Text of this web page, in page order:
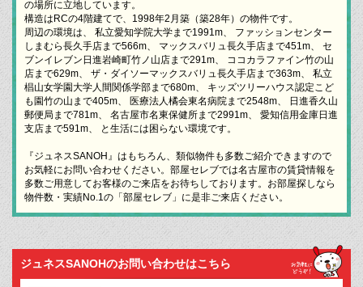
の場所に立地しています。
構造はRCの4階建てで、1998年2月築（築28年）の物件です。
周辺の環境は、 私立愛知学院大学まで1991m、 ファッションセンター
しまむら長久手店まで566m、 マックスバリュ長久手店まで451m、 セ
ブンイレブン日進岩崎町竹ノ山店まで291m、 ココカラファイン竹の山
店まで629m、 ザ・ダイソーマックスバリュ長久手店まで363m、 私立
椙山女学園大学人間関係学部まで680m、 キッズツリーハウス認定こど
も園竹の山まで405m、 医療法人橘会東名病院まで2548m、 日進香久山
郵便局まで781m、 名古屋市名東保健所まで2991m、 愛知信用金庫日進
支店まで591m、 と生活には困らない環境です。
『ジュネスSANOH』はもちろん、類似物件も多数ご紹介できますので
お気軽にお問い合わせください。部屋セレブでは名古屋市の賃貸情報を
多数ご用意してお客様のご来店をお待ちしております。お部屋探しなら
物件数・実績No.1の「部屋セレブ」に是非ご来店ください。
ジュネスSANOHのお問い合わせはこちら